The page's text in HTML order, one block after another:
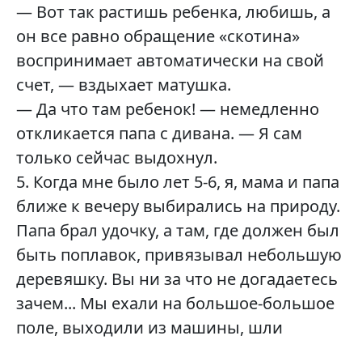
— Вот так растишь ребенка, любишь, а
он все равно обращение «скотина»
воспринимает автоматически на свой
счет, — вздыхает матушка.
— Да что там ребенок! — немедленно
откликается папа с дивана. — Я сам
только сейчас выдохнул.
5. Когда мне было лет 5-6, я, мама и папа
ближе к вечеру выбирались на природу.
Папа брал удочку, а там, где должен был
быть поплавок, привязывал небольшую
деревяшку. Вы ни за что не догадаетесь
зачем... Мы ехали на большое-большое
поле, выходили из машины, шли